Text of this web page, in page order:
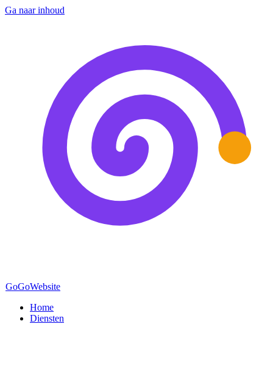
Ga naar inhoud
GoGoWebsite
Home
Diensten